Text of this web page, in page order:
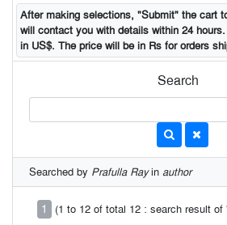
After making selections, "Submit" the cart
will contact you with details within 24
in US$. The price will be in Rs for orders
Search
Searched by Prafulla Rayin author
1 (1 to 12 of total 12 : search result